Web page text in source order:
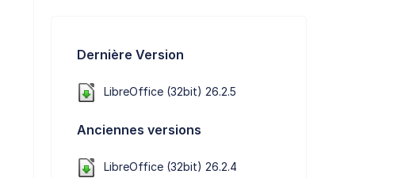
Dernière Version
LibreOffice (32bit) 26.2.5
Anciennes versions
LibreOffice (32bit) 26.2.4